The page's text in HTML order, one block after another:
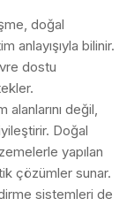
doğal
anlayışıyla bilinir.
dostu
değil,
Doğal
yapılan
çözümler sunar.
sistemleri de